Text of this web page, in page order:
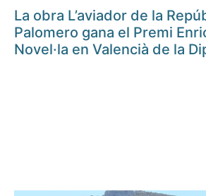
La obra L’aviador de la
Palomero gana el Premi
Novel·la en Valencià de la